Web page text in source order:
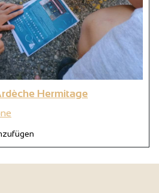
Hermitage